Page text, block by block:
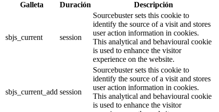
Galleta Duración Descripción
sbjs_current session
Sourcebuster sets this cookie to
identify the source of a visit and stores
user action information in cookies.
This analytical and behavioural cookie
is used to enhance the visitor
experience on the website.
sbjs_current_add session
Sourcebuster sets this cookie to
identify the source of a visit and stores
user action information in cookies.
This analytical and behavioural cookie
is used to enhance the visitor